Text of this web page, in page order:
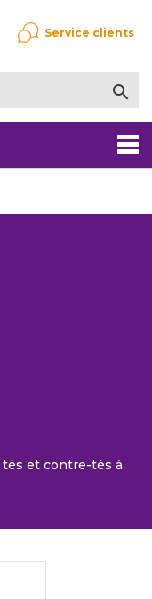

Service clients
et contre-tés à